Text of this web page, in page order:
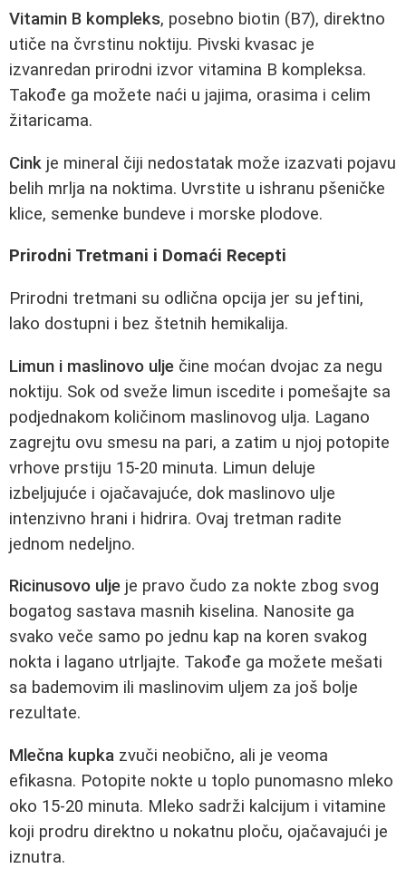
Vitamin B kompleks, posebno biotin (B7), direktno
utiče na čvrstinu noktiju. Pivski kvasac je
izvanredan prirodni izvor vitamina B kompleksa.
Takođe ga možete naći u jajima, orasima i celim
žitaricama.
Cink je mineral čiji nedostatak može izazvati pojavu
belih mrlja na noktima. Uvrstite u ishranu pšeničke
klice, semenke bundeve i morske plodove.
Prirodni Tretmani i Domaći Recepti
Prirodni tretmani su odlična opcija jer su jeftini,
lako dostupni i bez štetnih hemikalija.
Limun i maslinovo ulje čine moćan dvojac za negu
noktiju. Sok od sveže limun iscedite i pomešajte sa
podjednakom količinom maslinovog ulja. Lagano
zagrejtu ovu smesu na pari, a zatim u njoj potopite
vrhove prstiju 15-20 minuta. Limun deluje
izbeljujuće i ojačavajuće, dok maslinovo ulje
intenzivno hrani i hidrira. Ovaj tretman radite
jednom nedeljno.
Ricinusovo ulje je pravo čudo za nokte zbog svog
bogatog sastava masnih kiselina. Nanosite ga
svako veče samo po jednu kap na koren svakog
nokta i lagano utrljajte. Takođe ga možete mešati
sa bademovim ili maslinovim uljem za još bolje
rezultate.
Mlečna kupka zvuči neobično, ali je veoma
efikasna. Potopite nokte u toplo punomasno mleko
oko 15-20 minuta. Mleko sadrži kalcijum i vitamine
koji prodru direktno u nokatnu ploču, ojačavajući je
iznutra.